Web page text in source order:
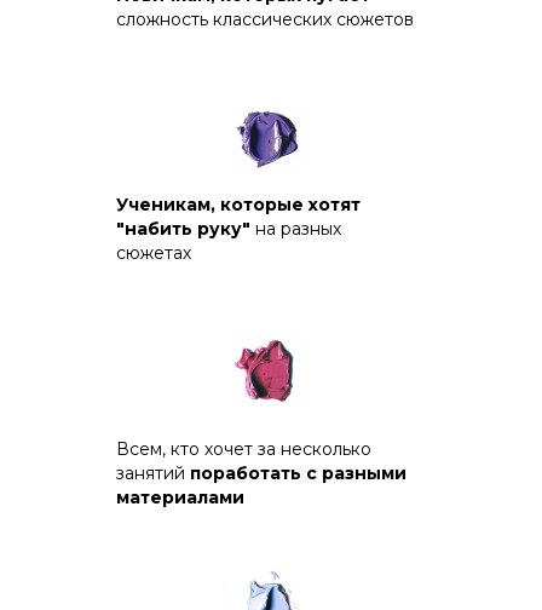
сложность классических сюжетов
Ученикам, которые хотят
"набить руку" на разных
сюжетах
Всем, кто хочет за несколько
занятий поработать с разными
материалами